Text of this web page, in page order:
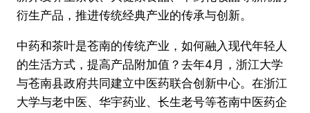
衍生产品，推进传统经典产业的传承与创新。
中药和茶叶是苍南的传统产业，如何融入现代年轻人
的生活方式，提高产品附加值？去年4月，浙江大学
与苍南县政府共同建立中医药联合创新中心。在浙江
大学与老中医、华宇药业、长生老号等苍南中医药企